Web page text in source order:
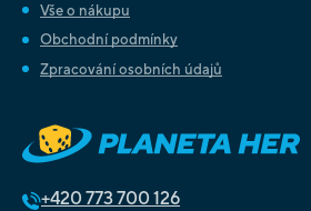
Vše o nákupu
Obchodní podmínky
Zpracování osobních údajů
+420 773 700 126